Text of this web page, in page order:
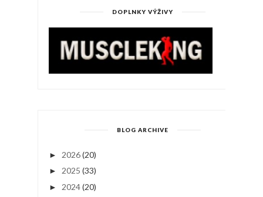
DOPLNKY VÝŽIVY
BLOG ARCHIVE
► 2026(20)
► 2025 (33)
► 2024(20)